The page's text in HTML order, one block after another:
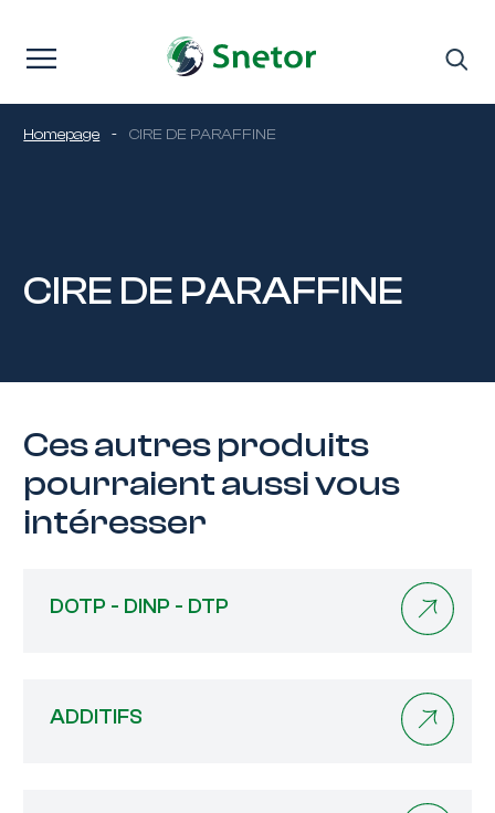
Homepage - CIRE DE PARAFFINE
CIRE DE PARAFFINE
Ces autres produits
pourraient aussi vous
intéresser
DOTP - DINP - DTP
ADDITIFS